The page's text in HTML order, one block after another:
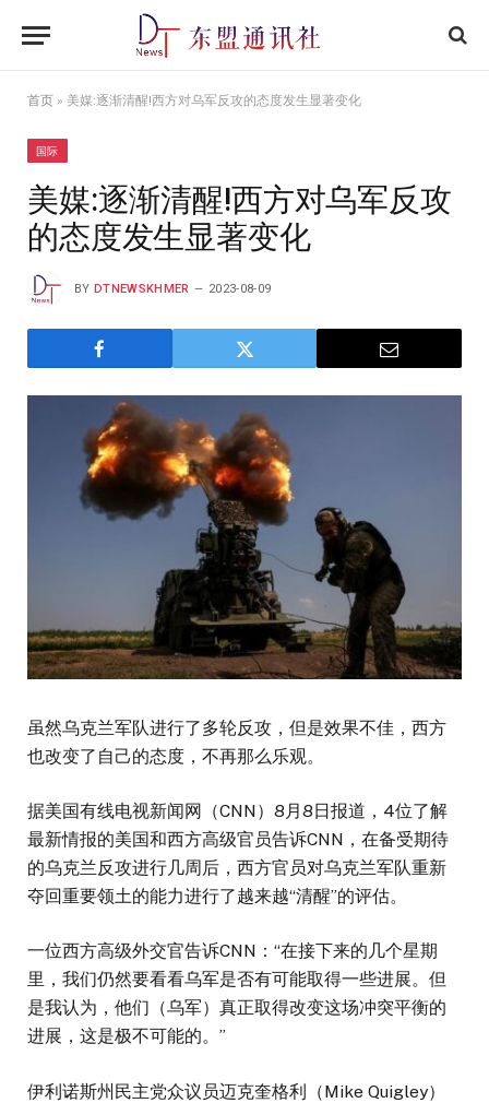
首页 » 美媒:逐渐清醒!西方对乌军反攻的态度发生显著变化
国际
美媒:逐渐清醒!西方对乌军反攻
的态度发生显著变化
BY DTNEWSKHMER 2023-08-09
虽然乌克兰军队进行了多轮反攻，但是效果不佳，西方
也改变了自己的态度，不再那么乐观。
据美国有线电视新闻网（CNN）8月8日报道，4位了解
最新情报的美国和西方高级官员告诉CNN，在备受期待
的乌克兰反攻进行几周后，西方官员对乌克兰军队重新
夺回重要领土的能力进行了越来越“清醒”的评估。
一位西方高级外交官告诉CNN：“在接下来的几个星期
里，我们仍然要看看乌军是否有可能取得一些进展。但
是我认为，他们（乌军）真正取得改变这场冲突平衡的
进展，这是极不可能的。”
伊利诺斯州民主党众议员迈克奎格利（Mike Quigley）